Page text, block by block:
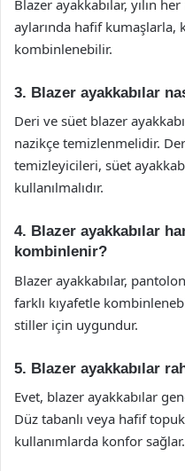
Blazer ayakkabılar, yılın
aylarında hafif kumaşlarla,
kombinlenebilir.
3. Blazer ayakkabılar
Deri ve süet blazer
nazikçe temizlenmelidir.
temizleyicileri, süet
kullanılmalıdır.
4. Blazer ayakkabılar
kombinlenir?
Blazer ayakkabılar,
farklı kıyafetle
stiller için uygundur.
5. Blazer ayakkabılar
Evet, blazer ayakkabılar
Düz tabanlı veya hafif
kullanımlarda konfor sağlar.